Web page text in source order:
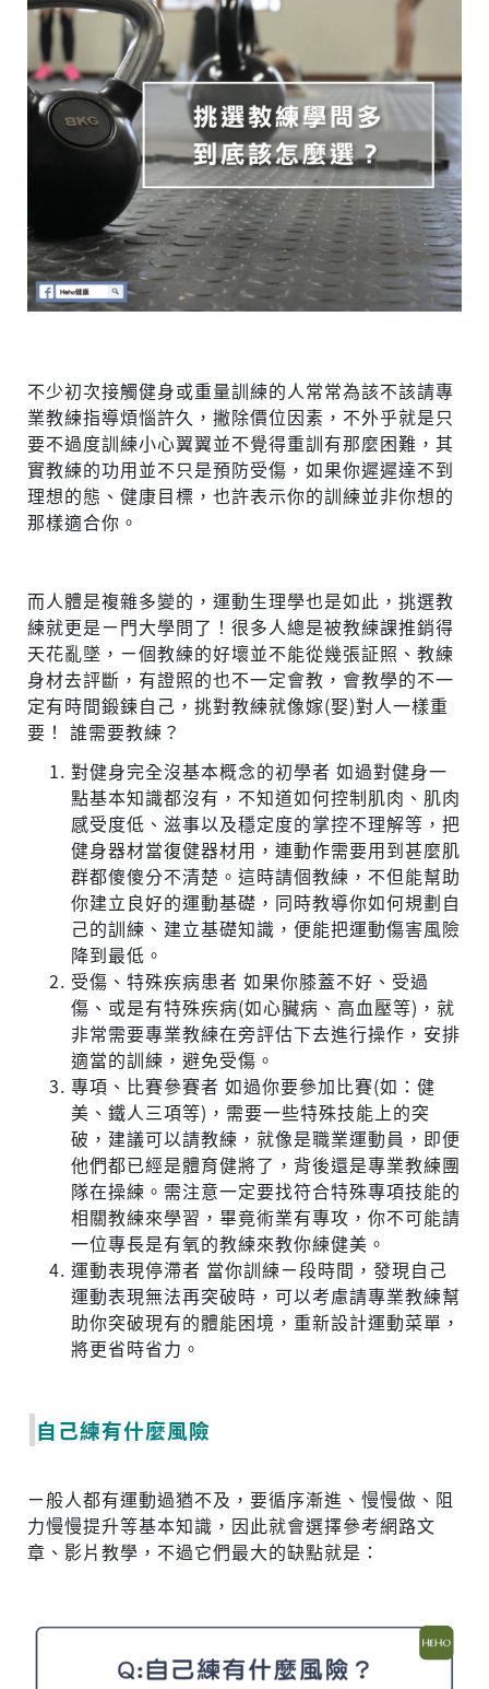
不少初次接觸健身或重量訓練的人常常為該不該請專
業教練指導煩惱許久，撇除價位因素，不外乎就是只
要不過度訓練小心翼翼並不覺得重訓有那麼困難，其
實教練的功用並不只是預防受傷，如果你遲遲達不到
理想的態、健康目標，也許表示你的訓練並非你想的
那樣適合你。
而人體是複雜多變的，運動生理學也是如此，挑選教
練就更是ㄧ門大學問了！很多人總是被教練課推銷得
天花亂墜，ㄧ個教練的好壞並不能從幾張証照、教練
身材去評斷，有證照的也不一定會教，會教學的不一
定有時間鍛鍊自己，挑對教練就像嫁(娶)對人一樣重
要！ 誰需要教練？
對健身完全沒基本概念的初學者 如過對健身一
點基本知識都沒有，不知道如何控制肌肉、肌肉
感受度低、滋事以及穩定度的掌控不理解等，把
健身器材當復健器材用，連動作需要用到甚麼肌
群都傻傻分不清楚。這時請個教練，不但能幫助
你建立良好的運動基礎，同時教導你如何規劃自
己的訓練、建立基礎知識，便能把運動傷害風險
降到最低。
受傷、特殊疾病患者 如果你膝蓋不好、受過
傷、或是有特殊疾病(如心臟病、高血壓等)，就
非常需要專業教練在旁評估下去進行操作，安排
適當的訓練，避免受傷。
專項、比賽參賽者 如過你要參加比賽(如：健
美、鐵人三項等)，需要一些特殊技能上的突
破，建議可以請教練，就像是職業運動員，即便
他們都已經是體育健將了，背後還是專業教練團
隊在操練。需注意一定要找符合特殊專項技能的
相關教練來學習，畢竟術業有專攻，你不可能請
一位專長是有氧的教練來教你練健美。
運動表現停滯者 當你訓練ㄧ段時間，發現自己
運動表現無法再突破時，可以考慮請專業教練幫
助你突破現有的體能困境，重新設計運動菜單，
將更省時省力。
自己練有什麼風險
ㄧ般人都有運動過猶不及，要循序漸進、慢慢做、阻
力慢慢提升等基本知識，因此就會選擇參考網路文
章、影片教學，不過它們最大的缺點就是：